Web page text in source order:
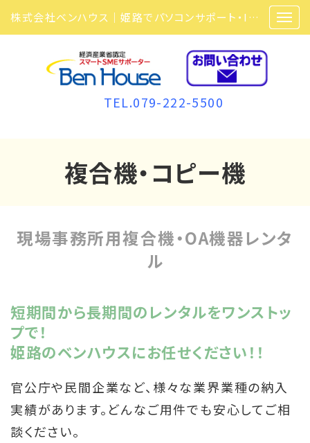
株式会社ベンハウス｜姫路でパソコンサポート・ITサポート・ITセキュリティ・複合機・ビジネスフォンなら弊社にお任せ
TEL.079-222-5500
複合機・コピー機
現場事務所用複合機・OA機器レンタ
ル
短期間から長期間のレンタルをワンストッ
プで！
姫路のベンハウスにお任せください！！
官公庁や民間企業など、様々な業界業種の納入
実績があります。どんなご用件でも安心してご相
談ください。